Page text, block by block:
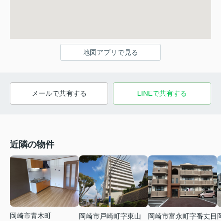
地図アプリで見る
メールで共有する LINEで共有する
近隣の物件
岡崎市青木町 岡崎市戸崎町字東山 岡崎市富永町字番丈目